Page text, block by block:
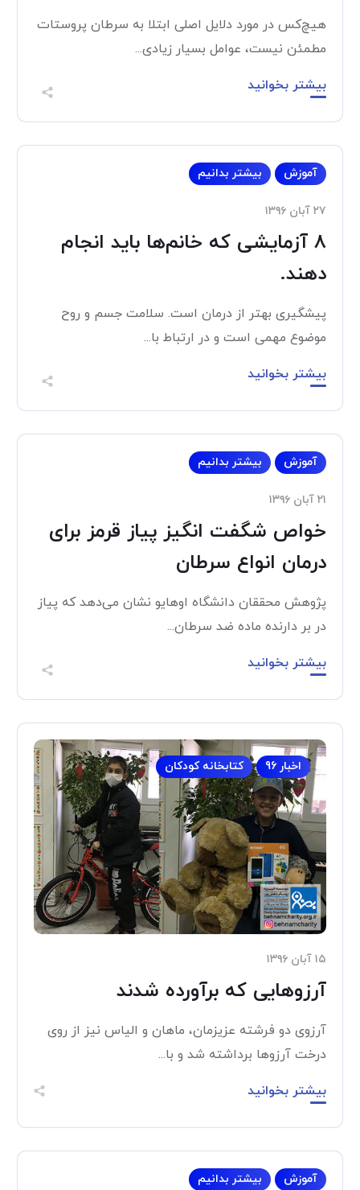
هیچ‌کس در مورد دلایل اصلی ابتلا به سرطان پروستات
مطمئن نیست، عوامل بسیار زیادی...
بیشتر بخوانید
آموزش بیشتر بدانیم
۲۷ آبان ۱۳۹۶
۸ آزمایشی که خانم‌ها باید انجام
دهند.
پیشگیری بهتر از درمان است. سلامت جسم و روح
موضوع مهمی است و در ارتباط با...
بیشتر بخوانید
آموزش بیشتر بدانیم
۲۱ آبان ۱۳۹۶
خواص شگفت انگیز پیاز قرمز برای
درمان انواع سرطان
پژوهش محققان دانشگاه اوهایو نشان می‌دهد که پیاز
در بر دارنده ماده ضد سرطان...
بیشتر بخوانید
اخبار 96 کتابخانه کودکان
۱۵ آبان ۱۳۹۶
آرزوهایی که برآورده شدند
آرزوی دو فرشته عزیزمان، ماهان و الیاس نیز از روی
درخت آرزوها برداشته شد و با...
بیشتر بخوانید
آموزش بیشتر بدانیم